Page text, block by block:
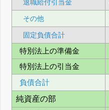
退職給付引当金
その他
固定負債合計
特別法上の準備金
特別法上の引当金
負債合計
純資産の部